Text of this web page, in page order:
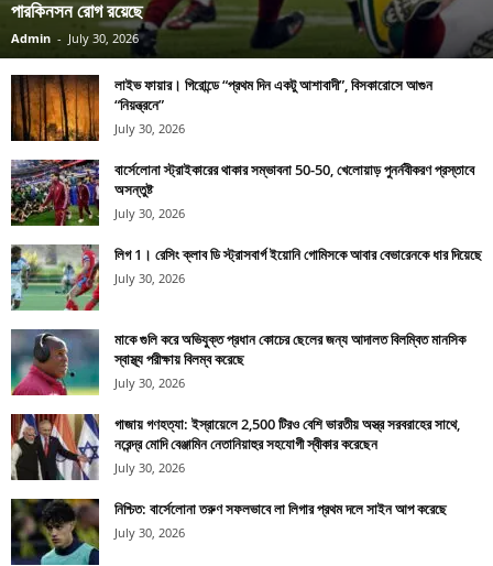
পারকিনসন রোগ রয়েছে
Admin - July 30, 2026
লাইভ ফায়ার। গিরোন্ডে “প্রথম দিন একটু আশাবাদী”, বিসকারোসে আগুন
“নিয়ন্ত্রনে”
July 30, 2026
বার্সেলোনা স্ট্রাইকারের থাকার সম্ভাবনা 50-50, খেলোয়াড় পুনর্নবীকরণ প্রস্তাবে
অসন্তুষ্ট
July 30, 2026
লিগ 1। রেসিং ক্লাব ডি স্ট্রাসবার্গ ইয়োনি গোমিসকে আবার বেভারেনকে ধার দিয়েছে
July 30, 2026
মাকে গুলি করে অভিযুক্ত প্রধান কোচের ছেলের জন্য আদালত বিলম্বিত মানসিক
স্বাস্থ্য পরীক্ষায় বিলম্ব করেছে
July 30, 2026
গাজায় গণহত্যা: ইস্রায়েলে 2,500 টিরও বেশি ভারতীয় অস্ত্র সরবরাহের সাথে,
নরেন্দ্র মোদি বেঞ্জামিন নেতানিয়াহুর সহযোগী স্বীকার করেছেন
July 30, 2026
নিশ্চিত: বার্সেলোনা তরুণ সফলভাবে লা লিগার প্রথম দলে সাইন আপ করেছে
July 30, 2026